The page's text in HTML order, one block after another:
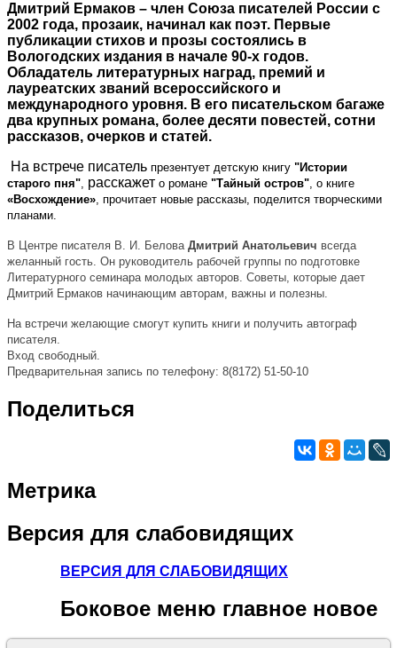
Дмитрий Ермаков – член Союза писателей России с
2002 года, прозаик, начинал как поэт. Первые
публикации стихов и прозы состоялись в
Вологодских издания в начале 90-х годов.
Обладатель литературных наград, премий и
лауреатских званий всероссийского и
международного уровня. В его писательском багаже
два крупных романа, более десяти повестей, сотни
рассказов, очерков и статей.
На встрече писатель презентует детскую книгу "Истории
старого пня", расскажет о романе "Тайный остров", о книге
«Восхождение», прочитает новые рассказы, поделится творческими
планами.
В Центре писателя В. И. Белова Дмитрий Анатольевич всегда
желанный гость. Он руководитель рабочей группы по подготовке
Литературного семинара молодых авторов. Советы, которые дает
Дмитрий Ермаков начинающим авторам, важны и полезны.
На встречи желающие смогут купить книги и получить автограф
писателя.
Вход свободный.
Предварительная запись по телефону: 8(8172) 51-50-10
Поделиться
Метрика
Версия для слабовидящих
ВЕРСИЯ ДЛЯ СЛАБОВИДЯЩИХ
Боковое меню главное новое